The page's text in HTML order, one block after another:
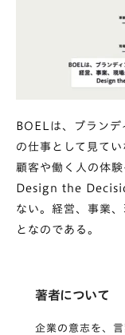
BOELは、ブランデ
の仕事として見て
顧客や働く人の体
Design the
ない。経営、事業
となのである。
著者について
企業の意志を、